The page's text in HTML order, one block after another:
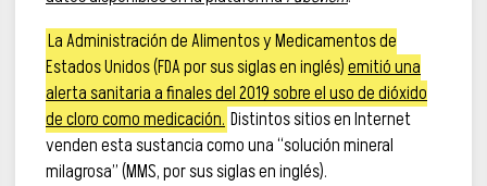
La Administración de Alimentos y Medicamentos de
Estados Unidos (FDA por sus siglas en inglés)emitió una
alerta sanitaria a finales del 2019 sobre el uso de dióxido
de cloro como medicación. Distintos sitios en Internet
venden esta sustancia como una “solución mineral
milagrosa” (MMS, por sus siglas en inglés).